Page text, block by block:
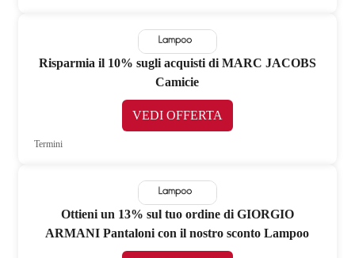
Risparmia il 10% sugli acquisti di MARC JACOBS
Camicie
VEDI OFFERTA
Termini
Ottieni un 13% sul tuo ordine di GIORGIO
ARMANI Pantaloni con il nostro sconto Lampoo